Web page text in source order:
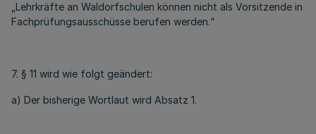
„Lehrkräfte an Waldorfschulen können nicht als Vorsitzende in
Fachprüfungsausschüsse berufen werden.“
7. § 11 wird wie folgt geändert:
a) Der bisherige Wortlaut wird Absatz 1.